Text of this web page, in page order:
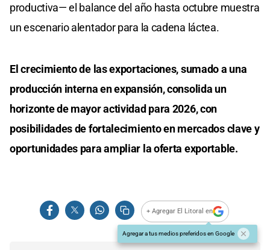
productiva— el balance del año hasta octubre muestra
un escenario alentador para la cadena láctea.
El crecimiento de las exportaciones, sumado a una
producción interna en expansión, consolida un
horizonte de mayor actividad para 2026, con
posibilidades de fortalecimiento en mercados clave y
oportunidades para ampliar la oferta exportable.
+ Agregar El Litoral en
Agregar a tus medios preferidos en Google